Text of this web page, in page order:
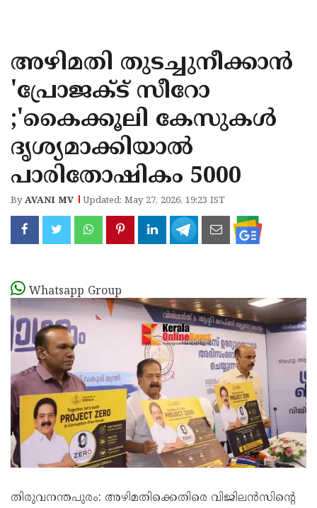
KANNUR
KASARAGOD
അഴിമതി തുടച്ചുനീക്കാൻ
'പ്രോജക്‌ട് സീറോ
;'കൈക്കൂലി കേസുകൾ
ദൃശ്യമാക്കിയാൽ
പാരിതോഷികം 5000
ByAVANI MV Updated: May 27, 2026, 19:23 IST
Whatsapp Group
തിരുവനന്തപുരം: അഴിമതിക്കെതിരെ വിജിലൻസിൻ്റെ